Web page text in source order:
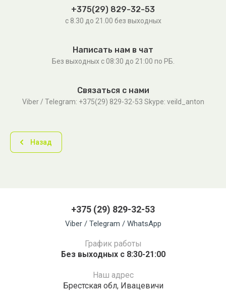
+375(29) 829-32-53
с 8.30 до 21.00 без выходных
Написать нам в чат
Без выходных c 08:30 до 21:00 по РБ.
Связаться с нами
Viber / Telegram: +375(29) 829-32-53 Skype: veild_anton
Назад
+375 (29) 829-32-53
Viber / Telegram / WhatsApp
График работы
Без выходных с 8:30-21:00
Наш адрес
Брестская обл, Ивацевичи